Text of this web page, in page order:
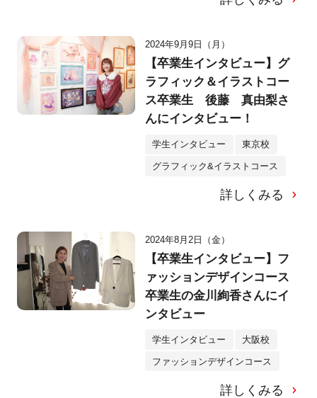
2024年9月9日（月）
【卒業生インタビュー】グ
ラフィック＆イラストコー
ス卒業生 後藤 真由梨さ
んにインタビュー！
学生インタビュー 東京校
グラフィック&イラストコース
詳しくみる
2024年8月2日（金）
【卒業生インタビュー】フ
ァッションデザインコース
卒業生の金川絢香さんにイ
ンタビュー
学生インタビュー 大阪校
ファッションデザインコース
詳しくみる